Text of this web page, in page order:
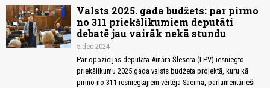
Valsts 2025. gada budžets: par pirmo
no 311 priekšlikumiem deputāti
debatē jau vairāk nekā stundu
5.dec 2024
Par opozīcijas deputāta Aināra Šlesera (LPV) iesniegto
priekšlikumu 2025.gada valsts budžeta projektā, kuru kā
pirmo no 311 iesniegtajiem vērtēja Saeima, parlamentārieši